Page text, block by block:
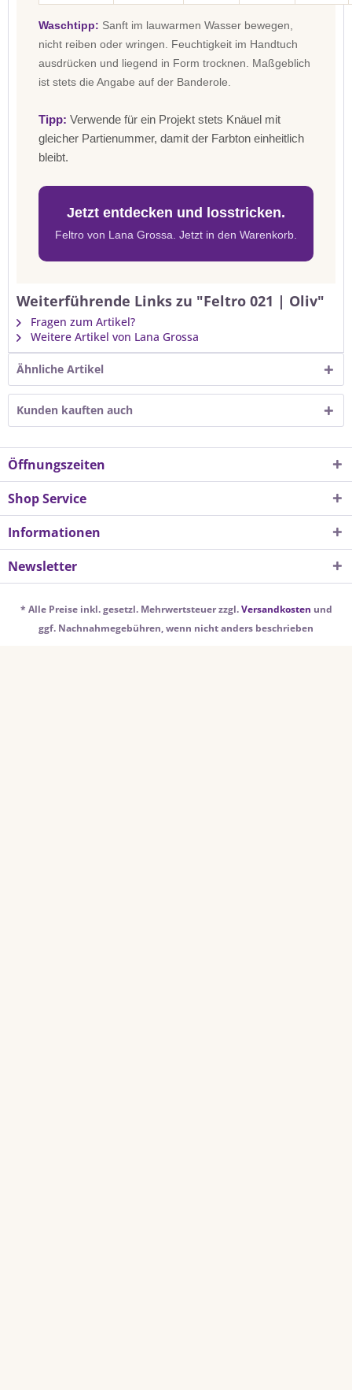
Waschtipp: Sanft im lauwarmen Wasser bewegen,
nicht reiben oder wringen. Feuchtigkeit im Handtuch
ausdrücken und liegend in Form trocknen. Maßgeblich
ist stets die Angabe auf der Banderole.
Tipp: Verwende für ein Projekt stets Knäuel mit
gleicher Partienummer, damit der Farbton einheitlich
bleibt.
Jetzt entdecken und losstricken.
Feltro von Lana Grossa. Jetzt in den Warenkorb.
Weiterführende Links zu "Feltro 021 | Oliv"
Fragen zum Artikel?
Weitere Artikel von Lana Grossa
Ähnliche Artikel
Kunden kauften auch
Öffnungszeiten
Shop Service
Informationen
Newsletter
* Alle Preise inkl. gesetzl. Mehrwertsteuer zzgl.Versandkosten und
ggf. Nachnahmegebühren, wenn nicht anders beschrieben